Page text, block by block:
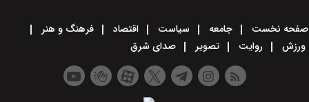
صفحه نخست جامعه سیاست اقتصاد
فرهنگ و هنر
ورزش
روایت تصویر صدای شرق